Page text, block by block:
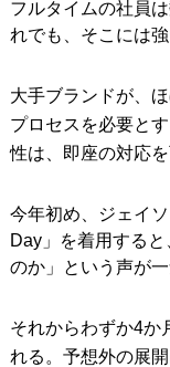
フルタイムの社員
れでも、そこには強
大手ブランドが、
プロセスを必要と
性は、即座の対応を
今年初め、ジェイ
Day」を着用する
のか」という声が一
それからわずか4か
れる。予想外の展